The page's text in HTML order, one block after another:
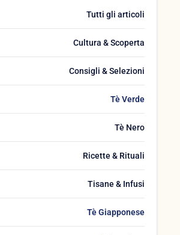
Tutti gli articoli
Cultura & Scoperta
Consigli & Selezioni
Tè Verde
Tè Nero
Ricette & Rituali
Tisane & Infusi
Tè Giapponese